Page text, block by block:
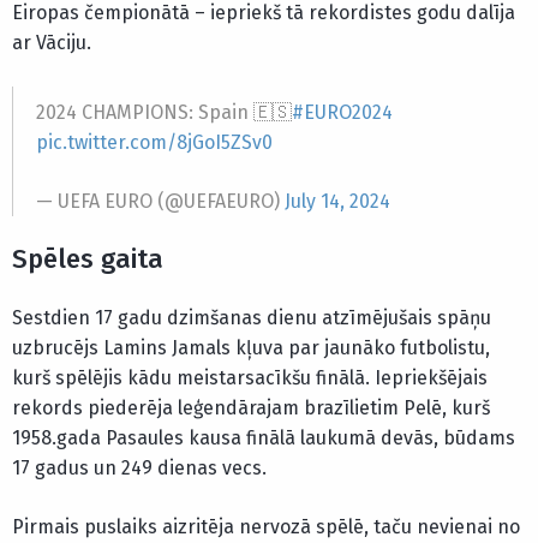
Eiropas čempionātā – iepriekš tā rekordistes godu dalīja
ar Vāciju.
2024 CHAMPIONS: Spain 🇪🇸#EURO2024
pic.twitter.com/8jGoI5ZSv0
— UEFA EURO (@UEFAEURO) July 14, 2024
Spēles gaita
Sestdien 17 gadu dzimšanas dienu atzīmējušais spāņu
uzbrucējs Lamins Jamals kļuva par jaunāko futbolistu,
kurš spēlējis kādu meistarsacīkšu finālā. Iepriekšējais
rekords piederēja leģendārajam brazīlietim Pelē, kurš
1958.gada Pasaules kausa finālā laukumā devās, būdams
17 gadus un 249 dienas vecs.
Pirmais puslaiks aizritēja nervozā spēlē, taču nevienai no